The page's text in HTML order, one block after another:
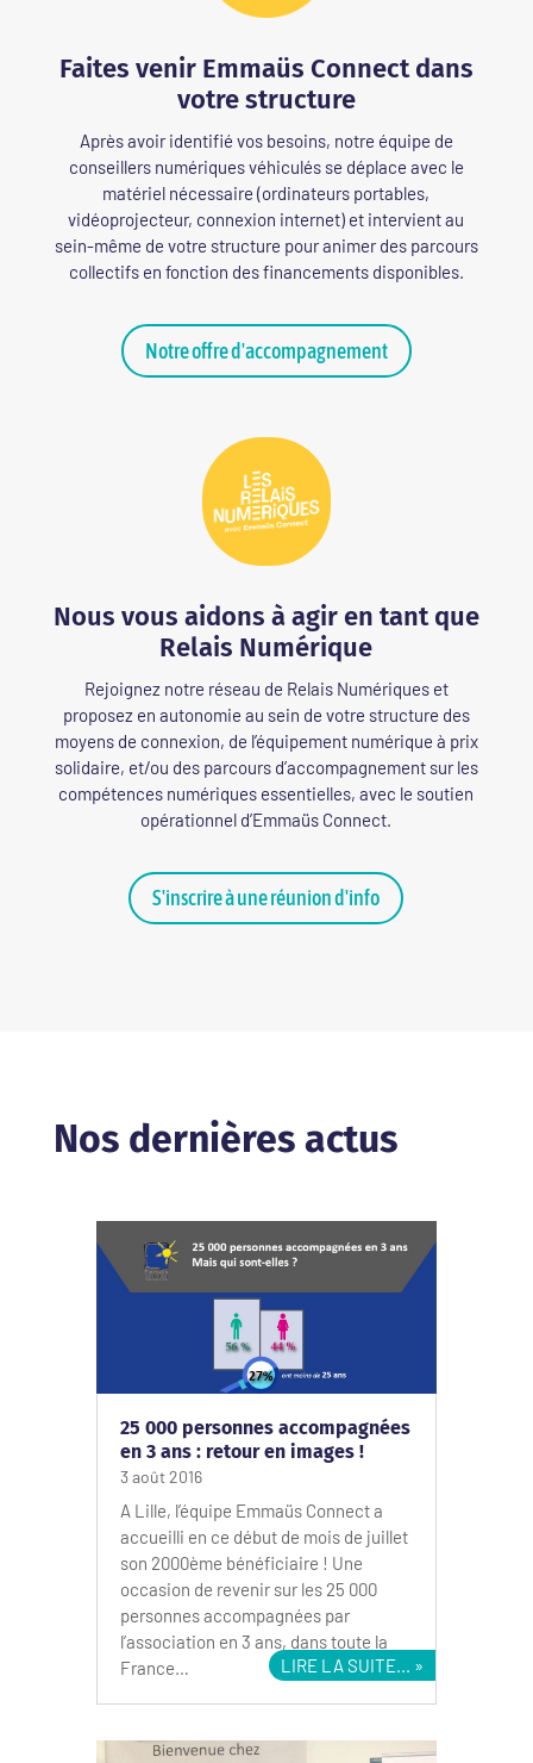
Faites venir Emmaüs Connect dans
votre structure
Après avoir identifié vos besoins, notre équipe de
conseillers numériques véhiculés se déplace avec le
matériel nécessaire (ordinateurs portables,
vidéoprojecteur, connexion internet) et intervient au
sein-même de votre structure pour animer des parcours
collectifs en fonction des financements disponibles.
Notre offre d'accompagnement
Nous vous aidons à agir en tant que
Relais Numérique
Rejoignez notre réseau de Relais Numériques et
proposez en autonomie au sein de votre structure des
moyens de connexion, de l’équipement numérique à prix
solidaire, et/ou des parcours d’accompagnement sur les
compétences numériques essentielles, avec le soutien
opérationnel d’Emmaüs Connect
S'inscrire à une réunion d'info
Nos dernières actus
25 000 personnes accompagnées
en 3 ans : retour en images !
3 août 2016
A Lille, l’équipe Emmaüs Connect a
accueilli en ce début de mois de juillet
son 2000ème bénéficiaire ! Une
occasion de revenir sur les 25 000
personnes accompagnées par
l’association en 3 ans, dans toute la
France…
LIRE LA SUITE...